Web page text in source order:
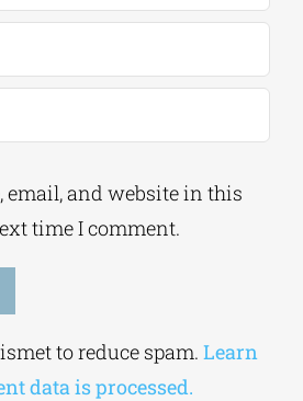
email, and website in this
time I comment.
to reduce spam. Learn
data is processed.